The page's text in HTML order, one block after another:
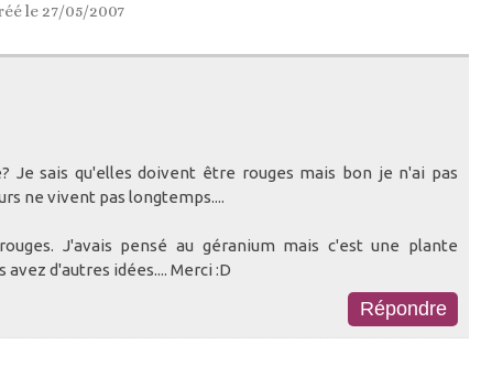
le 27/05/2007
Je sais qu'elles doivent être rouges mais bon je n'ai pas
ne vivent pas longtemps....
J'avais pensé au géranium mais c'est une plante
d'autres idées.... Merci :D